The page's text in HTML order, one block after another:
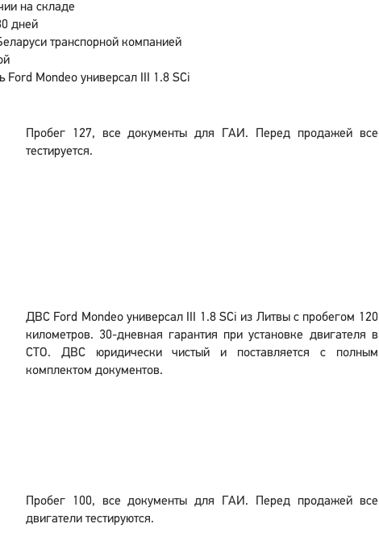
на складе
дней
транспорной компанией
Ford Mondeo универсал III 1.8 SCi
Пробег 127, все документы для ГАИ. Перед продажей все
тестируется.
ДВС Ford Mondeo универсал III 1.8 SCi из Литвы с пробегом 120
километров. 30-дневная гарантия при установке двигателя в
СТО. ДВС юридически чистый и поставляется с полным
комплектом документов.
Пробег 100, все документы для ГАИ. Перед продажей все
двигатели тестируются.